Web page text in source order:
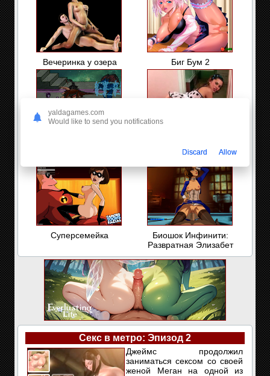
Вечеринка у озера Биг Бум 2
эпизод второй
Суперсемейка
Биошок Инфинити:
Развратная Элизабет
Секс в метро: Эпизод 2
Джеймс продолжил
заниматься сексом со своей
женой Меган на одной из
yaldagames.com
Would like to send you notifications
Discard Allow